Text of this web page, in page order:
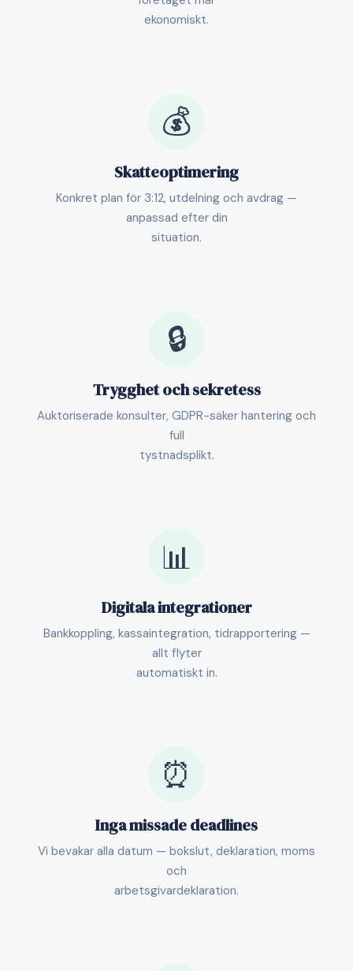
ekonomiskt.
💰
Skatteoptimering
Konkret plan för 3:12, utdelning och avdrag —
anpassad efter din
situation.
🔒
Trygghet och sekretess
Auktoriserade konsulter, GDPR-säker hantering och
full
tystnadsplikt.
📊
Digitala integrationer
Bankkoppling, kassaintegration, tidrapportering —
allt flyter
automatiskt in.
⏰
Inga missade deadlines
Vi bevakar alla datum — bokslut, deklaration, moms
och
arbetsgivardeklaration.